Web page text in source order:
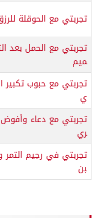
تجربتي مع الحوقلة
تجربتي مع الحمل بعد
ميم
تجربتي مع حبوب تكبير
ي
تجربتي مع دعاء
ري
تجربتي في رجيم التمر
بن